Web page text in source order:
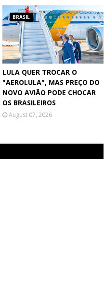
BRASIL
LULA QUER TROCAR O
"AEROLULA", MAS PREÇO DO
NOVO AVIÃO PODE CHOCAR
OS BRASILEIROS
August 07, 2026